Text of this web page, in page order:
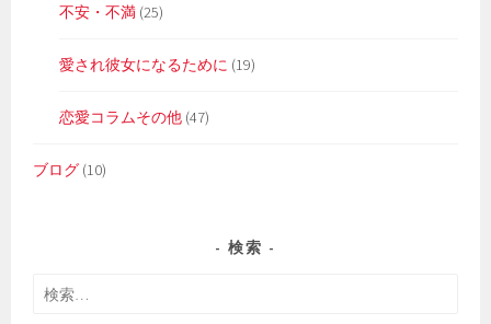
不安・不満 (25)
愛され彼女になるために (19)
恋愛コラムその他 (47)
ブログ (10)
検索
検